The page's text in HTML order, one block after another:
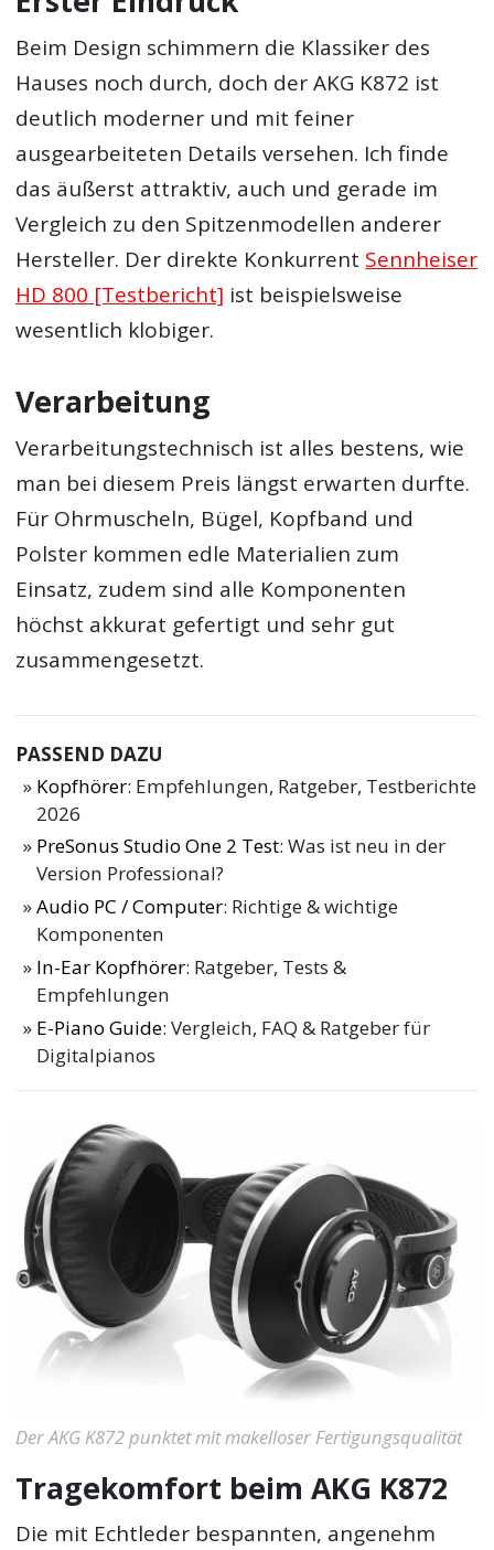
Beim Design schimmern die Klassiker des
Hauses noch durch, doch der AKG K872 ist
deutlich moderner und mit feiner
ausgearbeiteten Details versehen. Ich finde
das äußerst attraktiv, auch und gerade im
Vergleich zu den Spitzenmodellen anderer
Hersteller. Der direkte Konkurrent Sennheiser
HD 800 [Testbericht] ist beispielsweise
wesentlich klobiger.
Verarbeitung
Verarbeitungstechnisch ist alles bestens, wie
man bei diesem Preis längst erwarten durfte.
Für Ohrmuscheln, Bügel, Kopfband und
Polster kommen edle Materialien zum
Einsatz, zudem sind alle Komponenten
höchst akkurat gefertigt und sehr gut
zusammengesetzt.
PASSEND DAZU
Kopfhörer: Empfehlungen, Ratgeber, Testberichte
2026
PreSonus Studio One 2 Test: Was ist neu in der
Version Professional?
Audio PC / Computer: Richtige & wichtige
Komponenten
In-Ear Kopfhörer: Ratgeber, Tests &
Empfehlungen
E-Piano Guide: Vergleich, FAQ & Ratgeber für
Digitalpianos
Der AKG K872 punktet mit makelloser Fertigungsqualität
Tragekomfort beim AKG K872
Die mit Echtleder bespannten, angenehm